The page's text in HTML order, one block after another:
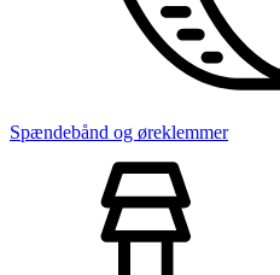
Spændebånd og øreklemmer